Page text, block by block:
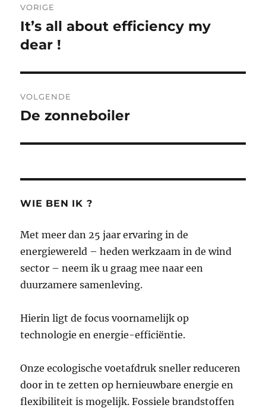
VORIGE
Vorig
bericht:
It’s all about efficiency my
dear !
VOLGENDE
Volgend
De zonneboiler
WIE BEN IK ?
Met meer dan 25 jaar ervaring in de
energiewereld – heden werkzaam in de wind
sector – neem ik u graag mee naar een
duurzamere samenleving.
Hierin ligt de focus voornamelijk op
technologie en energie-efficiëntie.
Onze ecologische voetafdruk sneller reduceren
door in te zetten op hernieuwbare energie en
flexibiliteit is mogelijk. Fossiele brandstoffen